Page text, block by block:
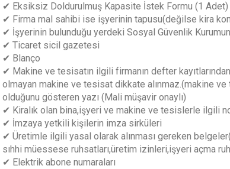
✔ Eksiksiz Doldurulmuş Kapasite İstek Formu (1 Adet)
✔ Firma mal sahibi ise işyerinin tapusu(değilse kira
✔ İşyerinin bulunduğu yerdeki Sosyal Güvenlik
✔ Ticaret sicil gazetesi
✔ Blanço
✔ Makine ve tesisatın ilgili firmanın defter
olmayan makine ve tesisat dikkate alınmaz.(makine
olduğunu gösteren yazı (Mali müşavir onaylı)
✔ Kiralık olan bina,işyeri ve makine ve tesislerle ilgili
✔ İmzaya yetkili kişilerin imza sirküleri
✔ Üretimle ilgili yasal olarak alınması gereken
sıhhi müessese ruhsatları,üretim izinleri,işyeri açma
✔ Elektrik abone numaraları